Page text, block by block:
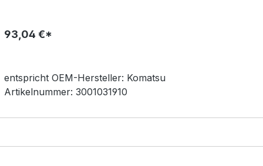
93,04 €*
entspricht OEM-Hersteller: Komatsu
Artikelnummer: 3001031910